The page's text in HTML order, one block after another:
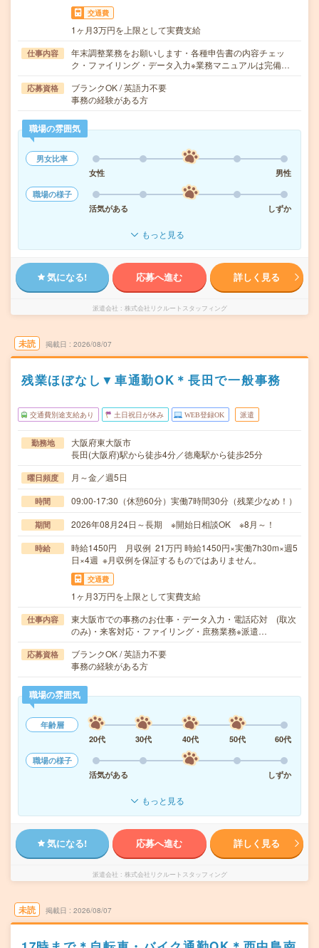
交通費
1ヶ月3万円を上限として実費支給
仕事内容
年末調整業務をお願いします・各種申告書の内容チェッ
ク・ファイリング・データ入力※業務マニュアルは完備…
応募資格
ブランクOK / 英語力不要
事務の経験がある方
職場の雰囲気
男女比率
女性
男性
職場の様子
活気がある
しずか
もっと見る
気になる! 応募へ進む 詳しく見る
派遣会社 株式会社リクルートスタッフィング
未読 掲載日 2026/08/07
残業ほぼなし▼車通勤OK＊長田で一般事務
交通費別途支給あり 土日祝日が休み WEB登録OK 派遣
勤務地
大阪府東大阪市
長田(大阪府)駅から徒歩4分／徳庵駅から徒歩25分
曜日頻度 月～金／週5日
時間 09:00-17:30（休憩60分）実働7時間30分（残業少なめ！）
期間 2026年08月24日～長期 ※開始日相談OK ※8月～！
時給
時給1450円 月収例 21万円 時給1450円×実働7h30m×週5
日×4週 ※月収例を保証するものではありません。
交通費
1ヶ月3万円を上限として実費支給
仕事内容
東大阪市での事務のお仕事・データ入力・電話応対 (取次
のみ)・来客対応・ファイリング・庶務業務※派遣…
応募資格
ブランクOK / 英語力不要
事務の経験がある方
職場の雰囲気
年齢層
20代
30代 40代 50代
60代
職場の様子
活気がある
しずか
もっと見る
気になる! 応募へ進む 詳しく見る
派遣会社 株式会社リクルートスタッフィング
未読 掲載日 2026/08/07